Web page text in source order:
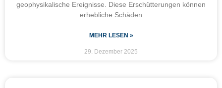
geophysikalische Ereignisse. Diese Erschütterungen können
erhebliche Schäden
MEHR LESEN »
29. Dezember 2025